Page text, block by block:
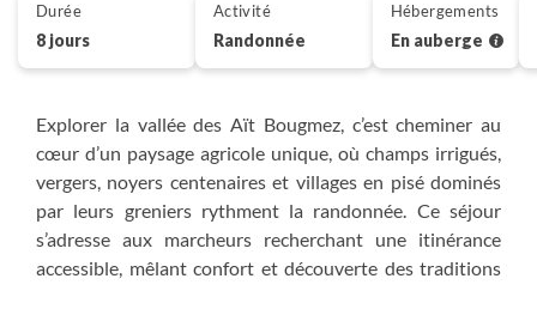
Explorer la vallée des Aït Bougmez, c’est cheminer au
cœur d’un paysage agricole unique, où champs irrigués,
vergers, noyers centenaires et villages en pisé dominés
par leurs greniers rythment la randonnée. Ce séjour
s’adresse aux marcheurs recherchant une itinérance
accessible, mêlant confort et découverte des traditions
Durée
8 jours
Activité
Randonnée
Hébergements
En auberge